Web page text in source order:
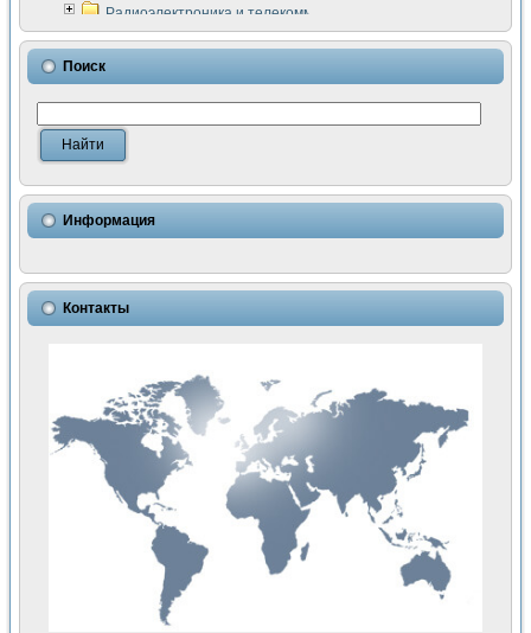
Радиоэлектроника и телекоммуникации
LabVIEW в расчетах радиолиний систем передачи данных
Аппаратно-программный комплекс для исследования
Виртуальный лабораторный стенд для исследования
Измерение шумовых параметров операционных
Измерительный преобразователь на основе цифровой
Использование NI LabVIEW для математического
Исследовние возможности создания измерителя ВАХ
Математическое моделирование генератора сигналов -
Применение осциллографического модуля с высоким
Симуляция отклика импульсного радиолокационного
Автоматизация формирования уравнений состояния для
Разработка автоматизированного стенда для измерения
Применение среды LabVIEW для построения картины
Портативная система для определения показателей
Использование LabVIEW для управления источником
Устройство для снятия вольт-амперных характеристик
Передовые научные технологии: нано-, фемто-,
Автоматизированная установка по измерению временных
Автоматизированный лабораторный комплекс на базе
Визуализация моделирования и оптимизации тепловой
Виртуальный прибор для исследования функциональных
Исследование возможности создания экономичного
Исследование кинетики движения макрочастиц в
Поиск
Информация
Контакты